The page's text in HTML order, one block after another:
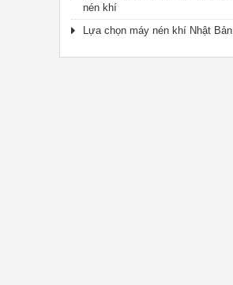
nén khí
Lựa chọn máy nén khí Nhật Bản